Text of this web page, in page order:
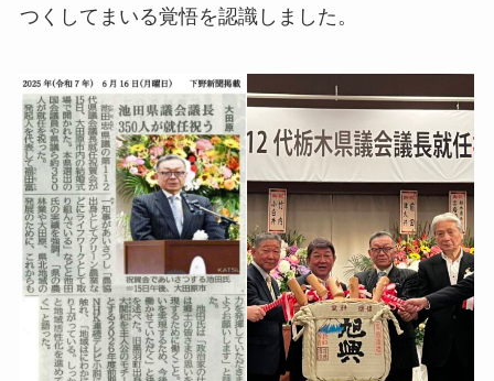
つくしてまいる覚悟を認識しました。